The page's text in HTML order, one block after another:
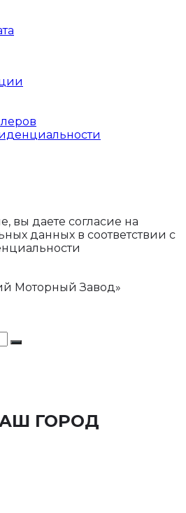
вы даете согласие на
данных в соответствии с
Моторный Завод»
ГОРОД